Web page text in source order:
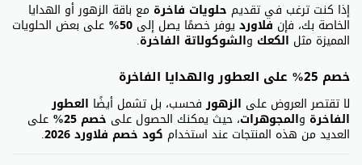
إذا كنت ترغب في تقديم حلويات فاخرة مع باقة الزهور أو الهدايا
الخاصة بك، فإن فلاورد يوفر خصمًا يصل إلى 50% على بعض الحلويات
المميزة مثل الكعك والشوكولاتة الفاخرة.
خصم 25% على العطور والهدايا الفاخرة
لا تقتصر العروض على الزهورفحسب، بل تشمل أيضًا العطور
الفاخرة والمجوهرات، حيث يمكنك الحصول على خصم 25% على
العديد من هذه المنتجات عند استخدام كود خصم فلاورد 2026 .